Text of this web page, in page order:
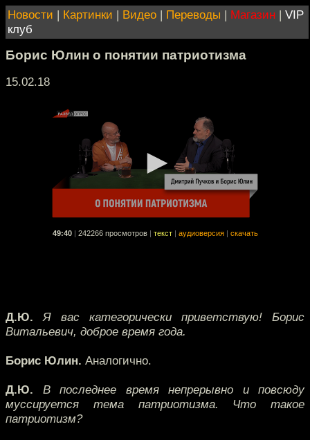
Новости | Картинки | Видео | Переводы | Магазин | VIP
клуб
Борис Юлин о понятии патриотизма
15.02.18
49:40 242266 просмотров текст аудиоверсия скачать
Д.Ю. Я вас категорически приветствую! Борис
Витальевич, доброе время года.
Борис Юлин. Аналогично.
Д.Ю. В последнее время непрерывно и повсюду
муссируется тема патриотизма. Что такое
патриотизм?